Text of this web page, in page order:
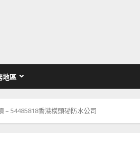
地區
– 54485818香港橫頭磡防水公司